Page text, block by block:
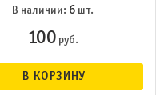
В наличии: 6 шт.
100руб.
В КОРЗИНУ